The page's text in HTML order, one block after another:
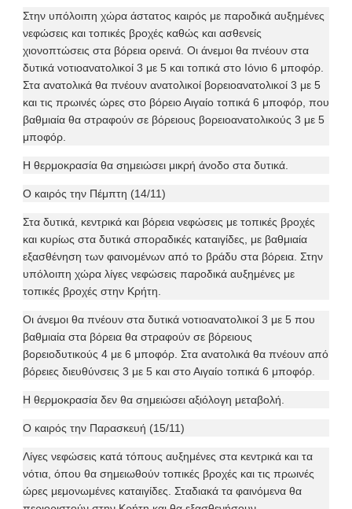
Στην υπόλοιπη χώρα άστατος καιρός με παροδικά αυξημένες
νεφώσεις και τοπικές βροχές καθώς και ασθενείς
χιονοπτώσεις στα βόρεια ορεινά. Οι άνεμοι θα πνέουν στα
δυτικά νοτιοανατολικοί 3 με 5 και τοπικά στο Ιόνιο 6 μποφόρ.
Στα ανατολικά θα πνέουν ανατολικοί βορειοανατολικοί 3 με 5
και τις πρωινές ώρες στο βόρειο Αιγαίο τοπικά 6 μποφόρ, που
βαθμιαία θα στραφούν σε βόρειους βορειοανατολικούς 3 με 5
μποφόρ.
Η θερμοκρασία θα σημειώσει μικρή άνοδο στα δυτικά.
Ο καιρός την Πέμπτη (14/11)
Στα δυτικά, κεντρικά και βόρεια νεφώσεις με τοπικές βροχές
και κυρίως στα δυτικά σποραδικές καταιγίδες, με βαθμιαία
εξασθένηση των φαινομένων από το βράδυ στα βόρεια. Στην
υπόλοιπη χώρα λίγες νεφώσεις παροδικά αυξημένες με
τοπικές βροχές στην Κρήτη.
Οι άνεμοι θα πνέουν στα δυτικά νοτιοανατολικοί 3 με 5 που
βαθμιαία στα βόρεια θα στραφούν σε βόρειους
βορειοδυτικούς 4 με 6 μποφόρ. Στα ανατολικά θα πνέουν από
βόρειες διευθύνσεις 3 με 5 και στο Αιγαίο τοπικά 6 μποφόρ.
Η θερμοκρασία δεν θα σημειώσει αξιόλογη μεταβολή.
Ο καιρός την Παρασκευή (15/11)
Λίγες νεφώσεις κατά τόπους αυξημένες στα κεντρικά και τα
νότια, όπου θα σημειωθούν τοπικές βροχές και τις πρωινές
ώρες μεμονωμένες καταιγίδες. Σταδιακά τα φαινόμενα θα